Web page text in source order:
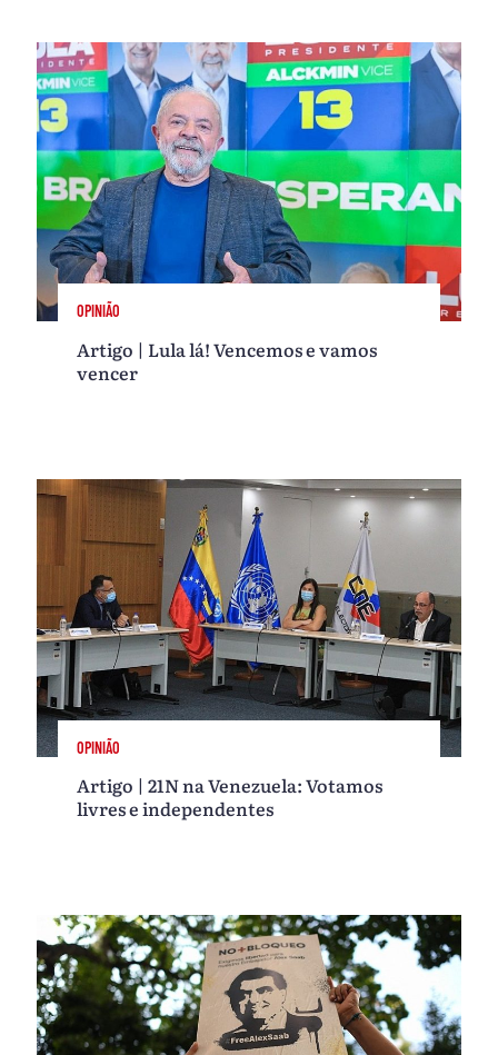
OPINIÃO
Artigo | Lula lá! Vencemos e vamos
vencer
OPINIÃO
Artigo | 21N na Venezuela: Votamos
livres e independentes